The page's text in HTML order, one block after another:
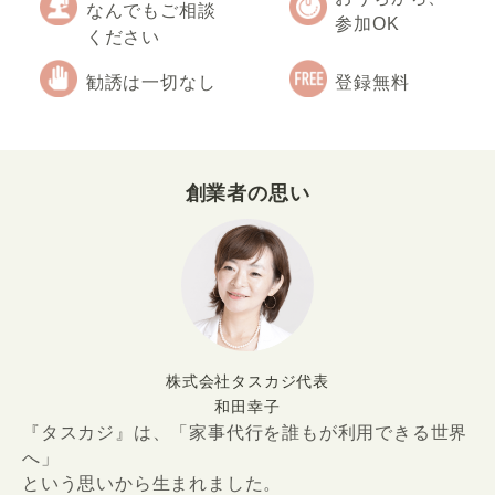
なんでもご相談
ください
参加OK
勧誘は一切なし 登録無料
創業者の思い
株式会社タスカジ代表
和田幸子
『タスカジ』は、「家事代行を誰もが利用できる世界
へ」
という思いから生まれました。